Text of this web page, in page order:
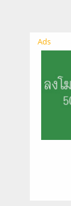
Ads